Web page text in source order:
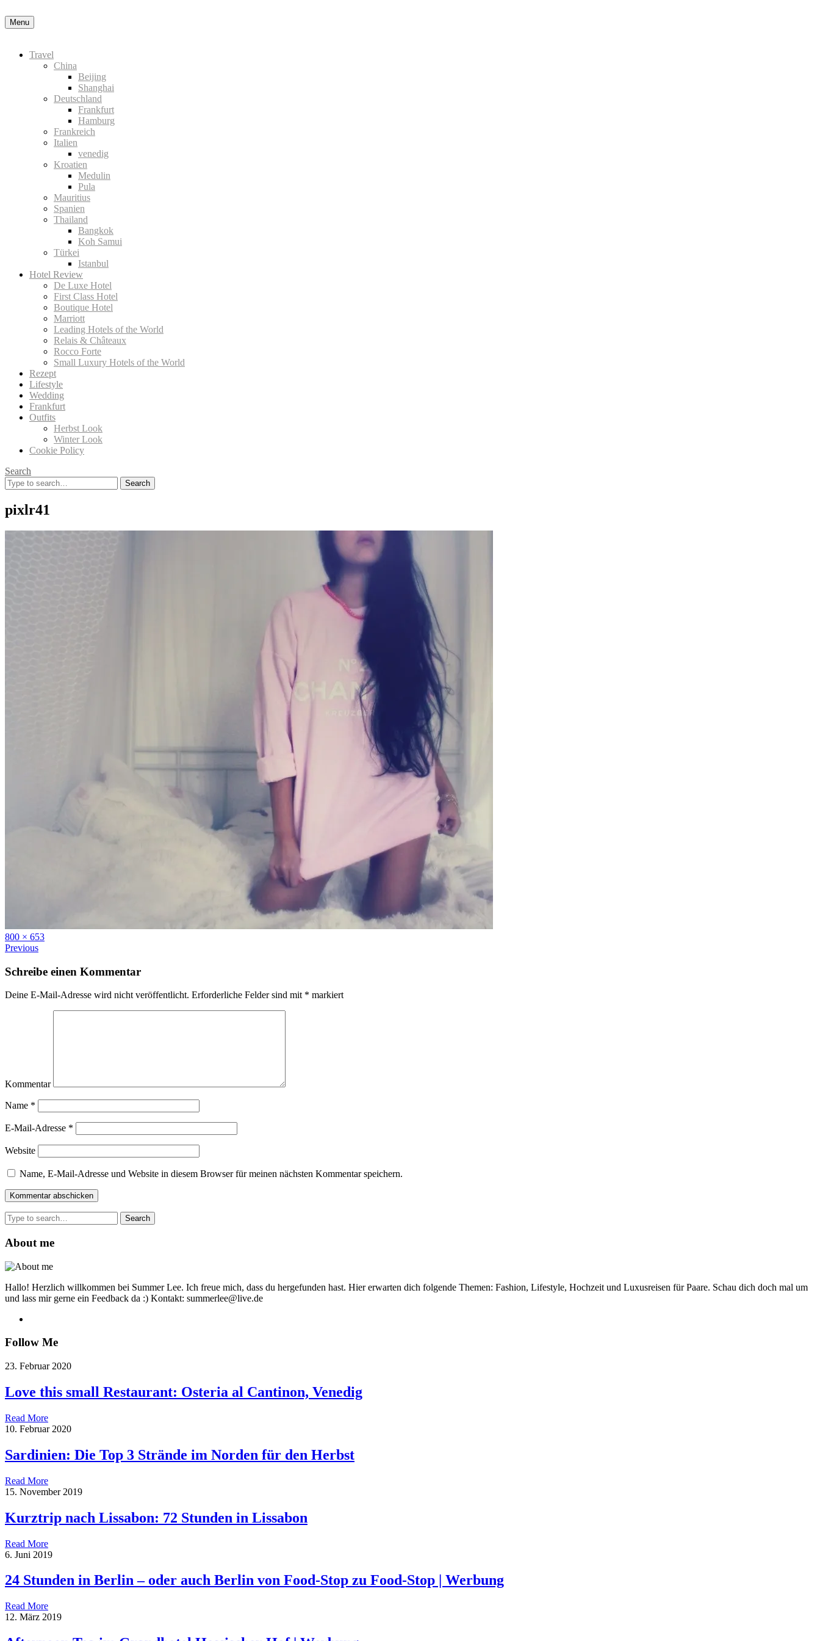
Menu
Travel
China
Beijing
Shanghai
Deutschland
Frankfurt
Hamburg
Frankreich
Italien
venedig
Kroatien
Medulin
Pula
Mauritius
Spanien
Thailand
Bangkok
Koh Samui
Türkei
Istanbul
Hotel Review
De Luxe Hotel
First Class Hotel
Boutique Hotel
Marriott
Leading Hotels of the World
Relais & Châteaux
Rocco Forte
Small Luxury Hotels of the World
Rezept
Lifestyle
Wedding
Frankfurt
Outfits
Herbst Look
Winter Look
Cookie Policy
Search
Search
for:
pixlr41
Full
size
800 × 653
Previous
Schreibe einen Kommentar
Deine E-Mail-Adresse wird nicht veröffentlicht. Erforderliche Felder sind mit * markiert
Kommentar
Name *
E-Mail-Adresse *
Website
Name, E-Mail-Adresse und Website in diesem Browser für meinen nächsten Kommentar speichern.
Search
for:
About me
Hallo! Herzlich willkommen bei Summer Lee. Ich freue mich, dass du hergefunden hast. Hier erwarten dich folgende Themen: Fashion, Lifestyle, Hochzeit und Luxusreisen für Paare. Schau dich doch mal um
und lass mir gerne ein Feedback da :) Kontakt: summerlee@live.de
Follow Me
23. Februar 2020
Love this small Restaurant: Osteria al Cantinon, Venedig
Read More
10. Februar 2020
Sardinien: Die Top 3 Strände im Norden für den Herbst
Read More
15. November 2019
Kurztrip nach Lissabon: 72 Stunden in Lissabon
Read More
6. Juni 2019
24 Stunden in Berlin – oder auch Berlin von Food-Stop zu Food-Stop | Werbung
Read More
12. März 2019